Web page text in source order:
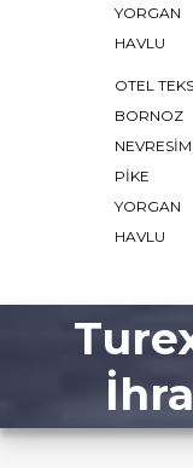
YORGAN
HAVLU
OTEL
BORNOZ
PIKE
YORGAN
HAVLU